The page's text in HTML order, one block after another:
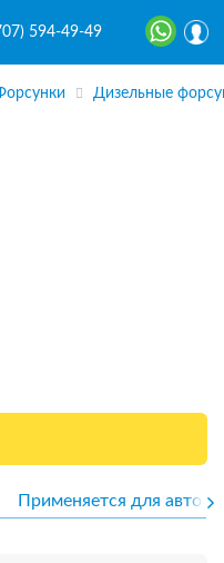
594-49-49
Дизельные
Применяется для авто